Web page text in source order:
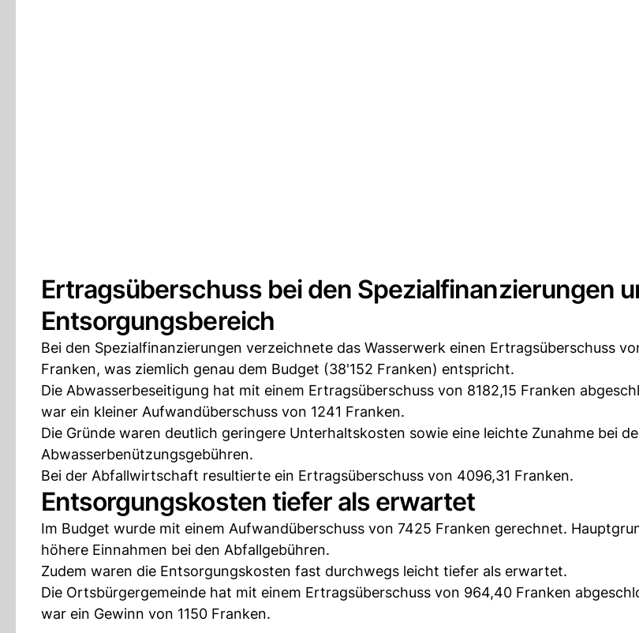
Ertragsüberschuss bei den Spezialfinanzierungen
Entsorgungsbereich
Bei den Spezialfinanzierungen verzeichnete das Wasserwerk einen Ertragsüberschuss
Franken, was ziemlich genau dem Budget (38'152 Franken) entspricht.
Die Abwasserbeseitigung hat mit einem Ertragsüberschuss von 8182,15 Franken
war ein kleiner Aufwandüberschuss von 1241 Franken.
Die Gründe waren deutlich geringere Unterhaltskosten sowie eine leichte Zunahme bei
Abwasserbenützungsgebühren.
Bei der Abfallwirtschaft resultierte ein Ertragsüberschuss von 4096,31 Franken.
Entsorgungskosten tiefer als erwartet
Im Budget wurde mit einem Aufwandüberschuss von 7425 Franken gerechnet.
höhere Einnahmen bei den Abfallgebühren.
Zudem waren die Entsorgungskosten fast durchwegs leicht tiefer als erwartet.
Die Ortsbürgergemeinde hat mit einem Ertragsüberschuss von 964,40 Franken
war ein Gewinn von 1150 Franken.